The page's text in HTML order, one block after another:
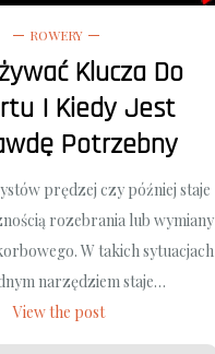
ROWERY
Klucza Do
I Kiedy Jest
Potrzebny
prędzej czy później staje
rozebrania lub wymiany
W takich sytuacjach
narzędziem staje…
View the post